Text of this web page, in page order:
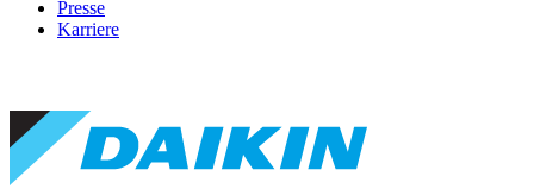
Presse
Karriere